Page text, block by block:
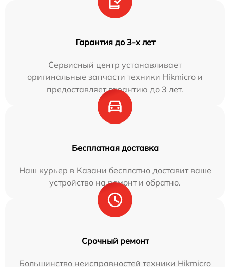
Гарантия до 3-х лет
Сервисный центр устанавливает
оригинальные запчасти техники Hikmicro и
предоставляет гарантию до 3 лет.
Бесплатная доставка
Наш курьер в Казани бесплатно доставит ваше
устройство на ремонт и обратно.
Срочный ремонт
Большинство неисправностей техники Hikmicro